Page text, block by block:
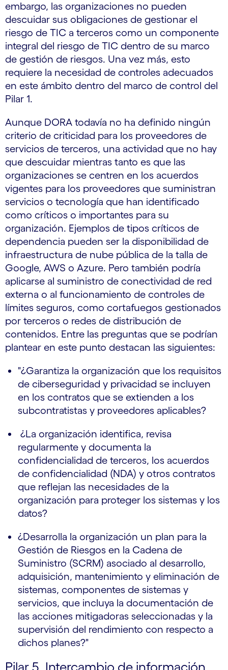
embargo, las organizaciones no pueden
descuidar sus obligaciones de gestionar el
riesgo de TIC a terceros como un componente
integral del riesgo de TIC dentro de su marco
de gestión de riesgos. Una vez más, esto
requiere la necesidad de controles adecuados
en este ámbito dentro del marco de control del
Pilar 1.
Aunque DORA todavía no ha definido ningún
criterio de criticidad para los proveedores de
servicios de terceros, una actividad que no hay
que descuidar mientras tanto es que las
organizaciones se centren en los acuerdos
vigentes para los proveedores que suministran
servicios o tecnología que han identificado
como críticos o importantes para su
organización. Ejemplos de tipos críticos de
dependencia pueden ser la disponibilidad de
infraestructura de nube pública de la talla de
Google, AWS o Azure. Pero también podría
aplicarse al suministro de conectividad de red
externa o al funcionamiento de controles de
límites seguros, como cortafuegos gestionados
por terceros o redes de distribución de
contenidos. Entre las preguntas que se podrían
plantear en este punto destacan las siguientes:
"¿Garantiza la organización que los requisitos
de ciberseguridad y privacidad se incluyen
en los contratos que se extienden a los
subcontratistas y proveedores aplicables?
¿La organización identifica, revisa
regularmente y documenta la
confidencialidad de terceros, los acuerdos
de confidencialidad (NDA) y otros contratos
que reflejan las necesidades de la
organización para proteger los sistemas y los
datos?
¿Desarrolla la organización un plan para la
Gestión de Riesgos en la Cadena de
Suministro (SCRM) asociado al desarrollo,
adquisición, mantenimiento y eliminación de
sistemas, componentes de sistemas y
servicios, que incluya la documentación de
las acciones mitigadoras seleccionadas y la
supervisión del rendimiento con respecto a
dichos planes?"
Pilar 5. Intercambio de información